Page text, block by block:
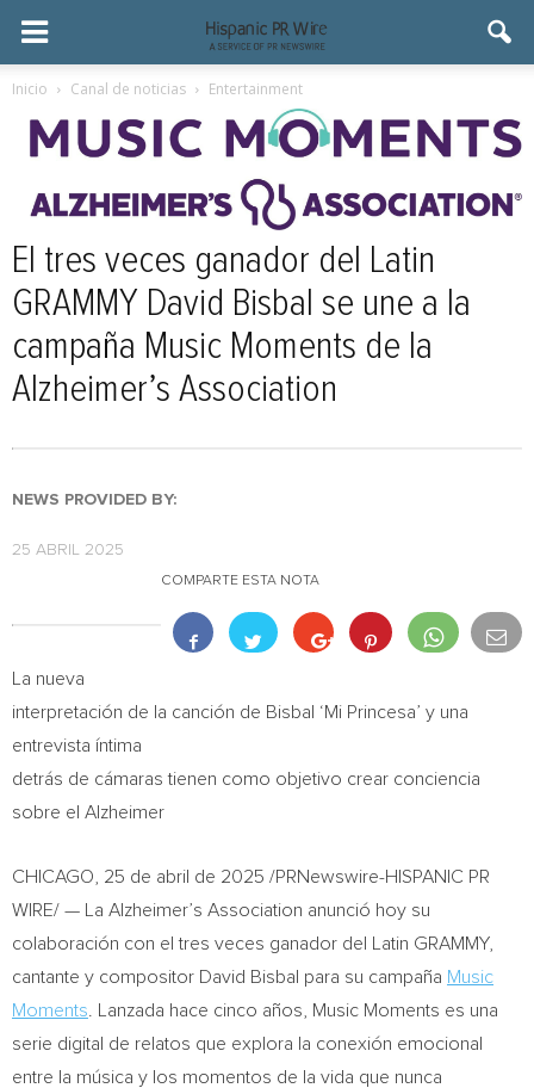
Inicio Canal de noticias Entertainment
El tres veces ganador del Latin
GRAMMY David Bisbal se une a la
campaña Music Moments de la
Alzheimer’s Association
NEWS PROVIDED BY:
25 ABRIL 2025
COMPARTE ESTA NOTA
La nueva
interpretación de la canción de Bisbal ‘Mi Princesa’ y una
entrevista íntima
detrás de cámaras tienen como objetivo crear conciencia
sobre el Alzheimer
CHICAGO 25 de abril de 2025 /PRNewswire-HISPANIC PR
WIRE/ — La Alzheimer’s Association anunció hoy su
colaboración con el tres veces ganador del Latin GRAMMY,
cantante y compositor David Bisbal para su campaña Music
Moments . Lanzada hace cinco años, Music Moments es una
serie digital de relatos que explora la conexión emocional
entre la música y los momentos de la vida que nunca